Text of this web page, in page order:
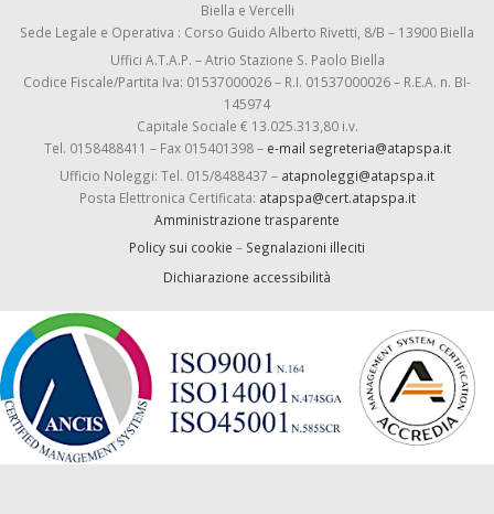
Biella e Vercelli
Sede Legale e Operativa : Corso Guido Alberto Rivetti, 8/B – 13900 Biella
Uffici A.T.A.P. – Atrio Stazione S. Paolo Biella
Codice Fiscale/Partita Iva: 01537000026 – R.I. 01537000026 – R.E.A. n. BI-
145974
Capitale Sociale € 13.025.313,80 i.v.
Tel. 0158488411 – Fax 015401398 – e-mail segreteria@atapspa.it
Ufficio Noleggi: Tel. 015/8488437 – atapnoleggi@atapspa.it
Posta Elettronica Certificata: atapspa@cert.atapspa.it
Amministrazione trasparente
Policy sui cookie – Segnalazioni illeciti
Dichiarazione accessibilità